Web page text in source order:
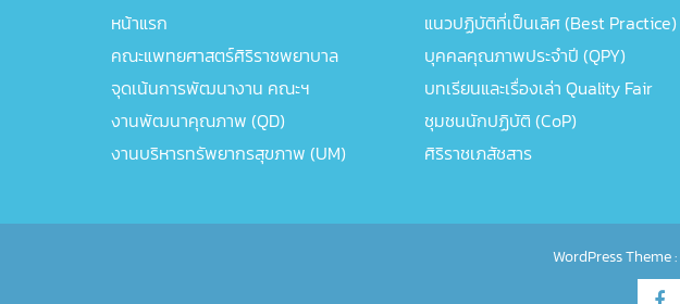
หน้าแรก
คณะแพทยศาสตร์ศิริราชพยาบาล
จุดเน้นการพัฒนางาน คณะฯ
งานพัฒนาคุณภาพ (QD)
งานบริหารทรัพยากรสุขภาพ (UM)
แนวปฏิบัติที่เป็นเลิศ (Best Practice)
บุคคลคุณภาพประจำปี (QPY)
บทเรียนและเรื่องเล่า Quality Fair
ชุมชนนักปฏิบัติ (CoP)
ศิริราชเภสัชสาร
WordPress Theme :